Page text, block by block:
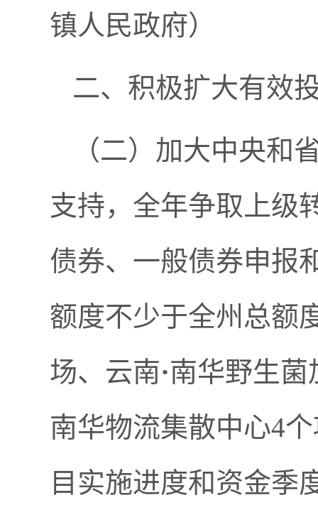
镇人民政府）
二、积极扩大有效
（二）加大中央和
支持，全年争取上级
债券、一般债券申报
额度不少于全州总额
场、云南·南华野生
南华物流集散中心4
目实施进度和资金季